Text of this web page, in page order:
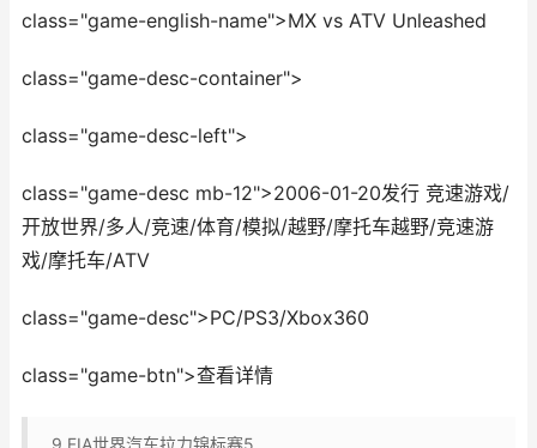
class="game-english-name">MX vs ATV Unleashed
class="game-desc-container">
class="game-desc-left">
class="game-desc mb-12">2006-01-20发行 竞速游戏/
开放世界/多人/竞速/体育/模拟/越野/摩托车越野/竞速游
戏/摩托车/ATV
class="game-desc">PC/PS3/Xbox360
class="game-btn">查看详情
9 FIA世界汽车拉力锦标赛5